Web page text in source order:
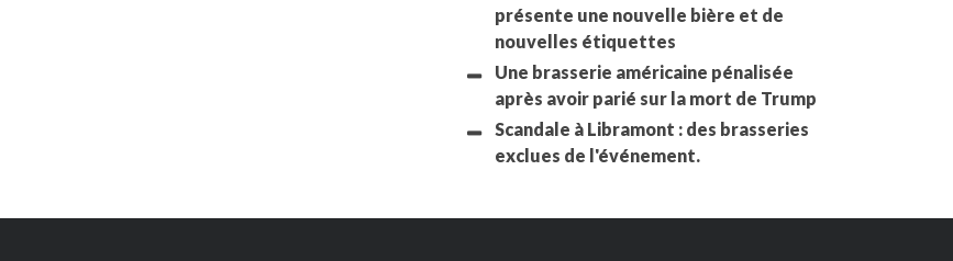
présente une nouvelle bière et de
nouvelles étiquettes
Une brasserie américaine pénalisée
après avoir parié sur la mort de Trump
Scandale à Libramont : des brasseries
exclues de l'événement.